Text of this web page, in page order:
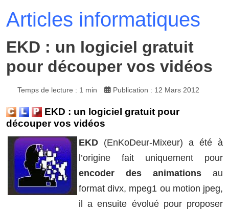
Articles informatiques
EKD : un logiciel gratuit
pour découper vos vidéos
Temps de lecture : 1 min Publication : 12 Mars 2012
EKD : un logiciel gratuit pour
découper vos vidéos
EKD (EnKoDeur-Mixeur) a été à
l’origine fait uniquement pour
encoder des animations au
format divx, mpeg1 ou motion jpeg,
il a ensuite évolué pour proposer